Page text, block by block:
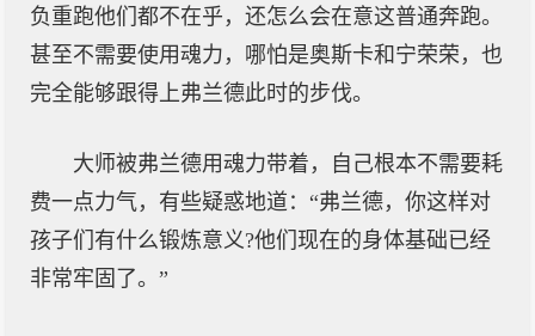
负重跑他们都不在乎，还怎么会在意这普通奔跑。
甚至不需要使用魂力，哪怕是奥斯卡和宁荣荣，也
完全能够跟得上弗兰德此时的步伐。
大师被弗兰德用魂力带着，自己根本不需要耗
费一点力气，有些疑惑地道：“弗兰德，你这样对
孩子们有什么锻炼意义?他们现在的身体基础已经
非常牢固了。”